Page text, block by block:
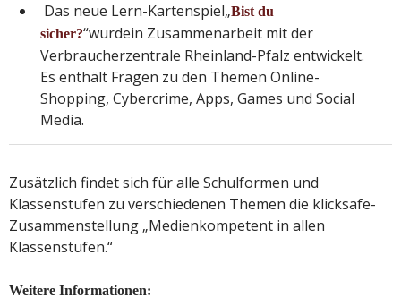
Das neue Lern-Kartenspiel„Bist du
sicher?“wurdein Zusammenarbeit mit der
Verbraucherzentrale Rheinland-Pfalz entwickelt.
Es enthält Fragen zu den Themen Online-
Shopping, Cybercrime, Apps, Games und Social
Media.
Zusätzlich findet sich für alle Schulformen und
Klassenstufen zu verschiedenen Themen die klicksafe-
Zusammenstellung „Medienkompetent in allen
Klassenstufen.“
Weitere Informationen: